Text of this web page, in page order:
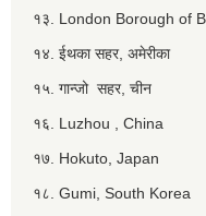
१३. London Borough of
१४. ईथका सहर, अमेरीका
१५. गान्जो सहर, चीन
१६. Luzhou , China
१७. Hokuto, Japan
१८. Gumi, South Korea